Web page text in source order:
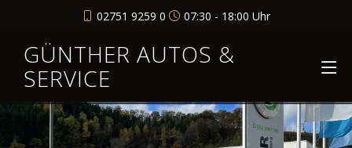
02751 9259 0 07:30 - 18:00 Uhr
GÜNTHER AUTOS &
SERVICE